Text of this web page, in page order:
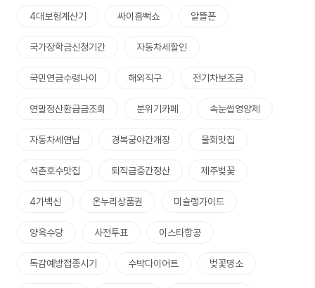
4대보험계산기 싸이흠뻑쇼 알뜰폰
국가장학금신청기간 자동차세할인
국민연금수령나이 해외직구 전기차보조금
연말정산환급금조회 분위기카페 속눈썹영양제
자동차세연납 경복궁야간개장 물회맛집
석촌호수맛집 퇴직금중간정산 제주벚꽃
4가백신 온누리상품권 미슐랭가이드
양육수당 사전투표 이스타항공
독감예방접종시기 수박다이어트 벚꽃명소